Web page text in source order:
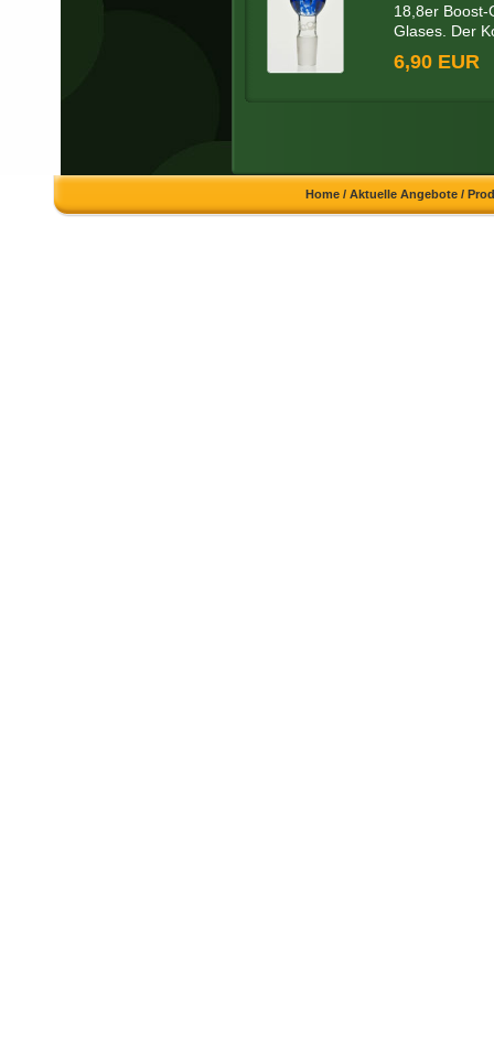
18,8er Boost-
Glases. Der
6,90 EUR
Home /Aktuelle Angebote /